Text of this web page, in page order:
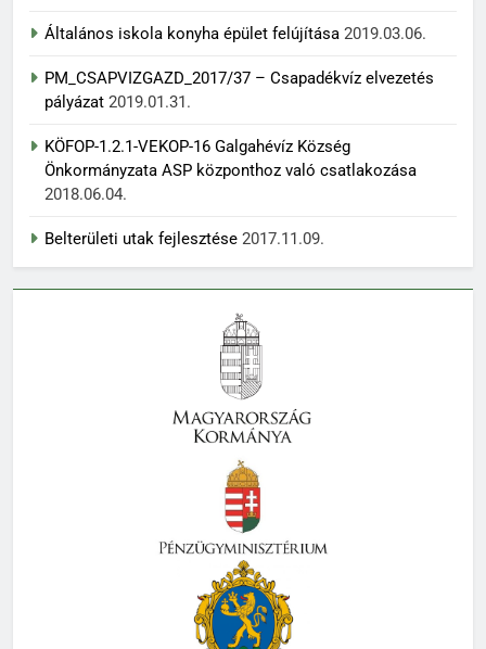
Általános iskola konyha épület felújítása 2019.03.06.
PM_CSAPVIZGAZD_2017/37 – Csapadékvíz elvezetés
pályázat 2019.01.31.
KÖFOP-1.2.1-VEKOP-16 Galgahévíz Község
Önkormányzata ASP központhoz való csatlakozása
2018.06.04.
Belterületi utak fejlesztése 2017.11.09.